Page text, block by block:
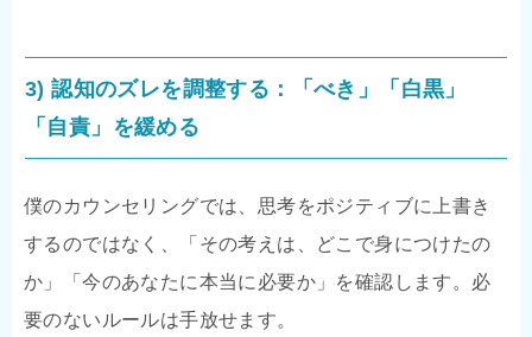
3) 認知のズレを調整する：「べき」「白黒」
「自責」を緩める
僕のカウンセリングでは、思考をポジティブに上書き
するのではなく、「その考えは、どこで身につけたの
か」「今のあなたに本当に必要か」を確認します。必
要のないルールは手放せます。